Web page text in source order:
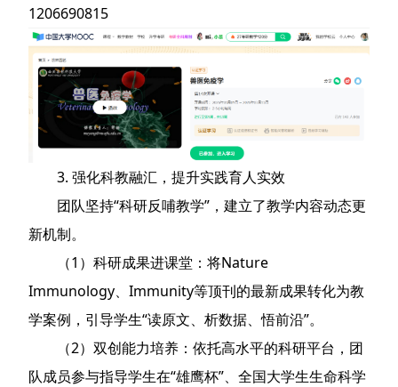
1206690815
3. 强化科教融汇，提升实践育人实效
团队坚持“科研反哺教学”，建立了教学内容动态更
新机制。
（1）科研成果进课堂：将Nature
Immunology、Immunity等顶刊的最新成果转化为教
学案例，引导学生“读原文、析数据、悟前沿”。
（2）双创能力培养：依托高水平的科研平台，团
队成员参与指导学生在“雄鹰杯”、全国大学生生命科学